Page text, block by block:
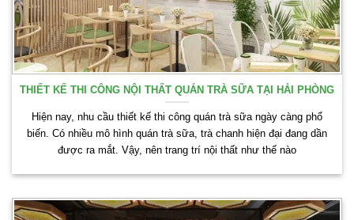
THIẾT KẾ THI CÔNG NỘI THẤT QUÁN TRÀ SỮA TẠI HẢI PHÒNG
Hiện nay, nhu cầu thiết kế thi công quán trà sữa ngày càng phổ
biến. Có nhiều mô hình quán trà sữa, trà chanh hiện đại đang dần
được ra mắt. Vậy, nên trang trí nội thất như thế nào